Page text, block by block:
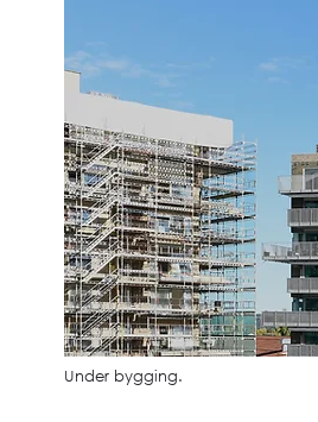
Under bygging.